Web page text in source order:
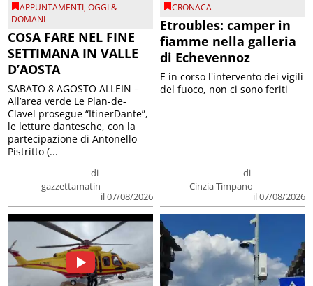
APPUNTAMENTI,OGGI &
DOMANI
COSA FARE NEL FINE
SETTIMANA IN VALLE
D’AOSTA
di
gazzettamatin
il 07/08/2026
SABATO 8 AGOSTO ALLEIN –
All’area verde Le Plan-de-
Clavel prosegue “ItinerDante”,
le letture dantesche, con la
partecipazione di Antonello
Pistritto (...
CRONACA
Etroubles: camper in
fiamme nella galleria
di Echevennoz
di
Cinzia Timpano
il 07/08/2026
E in corso l'intervento dei vigili
del fuoco, non ci sono feriti